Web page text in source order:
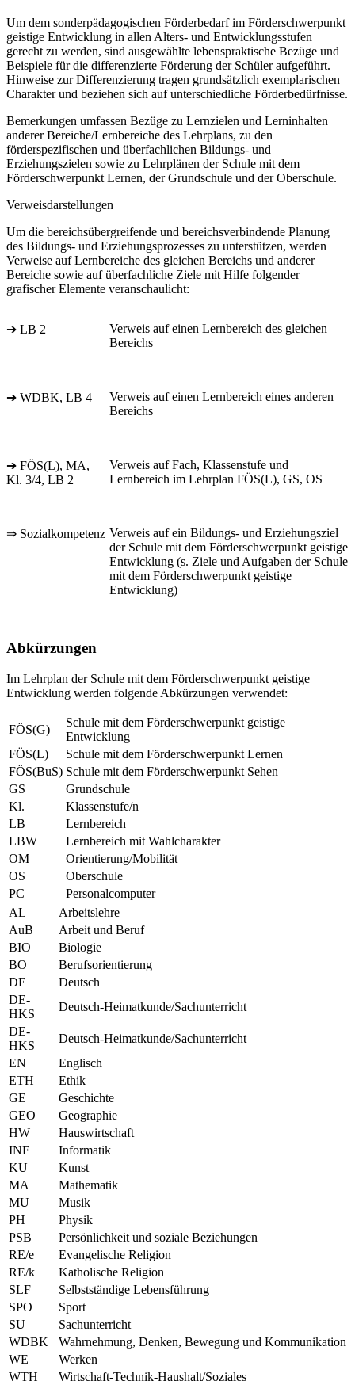
Um dem sonderpädagogischen Förderbedarf im Förderschwerpunkt
geistige Entwicklung in allen Alters- und Entwicklungsstufen
gerecht zu werden, sind ausgewählte lebenspraktische Bezüge und
Beispiele für die differenzierte Förderung der Schüler aufgeführt.
Hinweise zur Differenzierung tragen grundsätzlich exemplarischen
Charakter und beziehen sich auf unterschiedliche Förderbedürfnisse.
Bemerkungen umfassen Bezüge zu Lernzielen und Lerninhalten
anderer Bereiche/Lernbereiche des Lehrplans, zu den
förderspezifischen und überfachlichen Bildungs- und
Erziehungszielen sowie zu Lehrplänen der Schule mit dem
Förderschwerpunkt Lernen, der Grundschule und der Oberschule.
Verweisdarstellungen
Um die bereichsübergreifende und bereichsverbindende Planung
des Bildungs- und Erziehungsprozesses zu unterstützen, werden
Verweise auf Lernbereiche des gleichen Bereichs und anderer
Bereiche sowie auf überfachliche Ziele mit Hilfe folgender
grafischer Elemente veranschaulicht:
➔ LB 2
Verweis auf einen Lernbereich des gleichen
Bereichs
➔ WDBK, LB 4
Verweis auf einen Lernbereich eines anderen
Bereichs
➔ FÖS(L), MA,
Kl. 3/4, LB 2
Verweis auf Fach, Klassenstufe und
Lernbereich im Lehrplan FÖS(L), GS, OS
⇒ Sozialkompetenz Verweis auf ein Bildungs- und Erziehungsziel
der Schule mit dem Förderschwerpunkt geistige
Entwicklung (s. Ziele und Aufgaben der Schule
mit dem Förderschwerpunkt geistige
Entwicklung)
Abkürzungen
Im Lehrplan der Schule mit dem Förderschwerpunkt geistige
Entwicklung werden folgende Abkürzungen verwendet:
FÖS(G)
Schule mit dem Förderschwerpunkt geistige
Entwicklung
FÖS(L)
Schule mit dem Förderschwerpunkt Lernen
FÖS(BuS) Schule mit dem Förderschwerpunkt Sehen
GS
Grundschule
Kl.
Klassenstufe/n
LB
Lernbereich
LBW
Lernbereich mit Wahlcharakter
OM
Orientierung/Mobilität
OS
Oberschule
PC
Personalcomputer
AL
Arbeitslehre
AuB
Arbeit und Beruf
BIO
Biologie
BO
Berufsorientierung
DE
Deutsch
DE-
HKS
Deutsch-Heimatkunde/Sachunterricht
DE-
HKS
Deutsch-Heimatkunde/Sachunterricht
EN
Englisch
ETH
Ethik
GE
Geschichte
GEO
Geographie
HW
Hauswirtschaft
INF
Informatik
KU
Kunst
MA
Mathematik
MU
Musik
PH
Physik
PSB
Persönlichkeit und soziale Beziehungen
RE/e
Evangelische Religion
RE/k
Katholische Religion
SLF
Selbstständige Lebensführung
SPO
Sport
SU
Sachunterricht
WDBK
Wahrnehmung, Denken, Bewegung und Kommunikation
WE
Werken
WTH
Wirtschaft-Technik-Haushalt/Soziales